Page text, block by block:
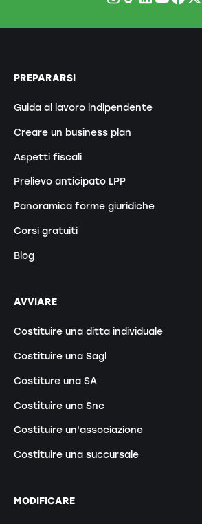
PREPARARSI
Guida al lavoro indipendente
Creare un business plan
Aspetti fiscali
Prelievo anticipato LPP
Panoramica forme giuridiche
Corsi gratuiti
Blog
AVVIARE
Costituire una ditta individuale
Costituire una Sagl
Costiture una SA
Costituire una Snc
Costituire un'associazione
Costituire una succursale
MODIFICARE